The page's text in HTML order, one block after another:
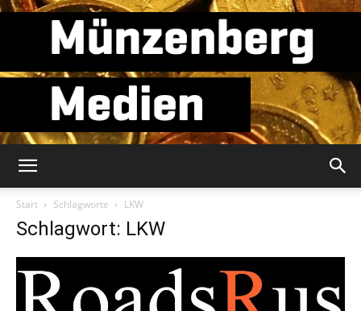
Start Schlagworte LKW
Schlagwort: LKW